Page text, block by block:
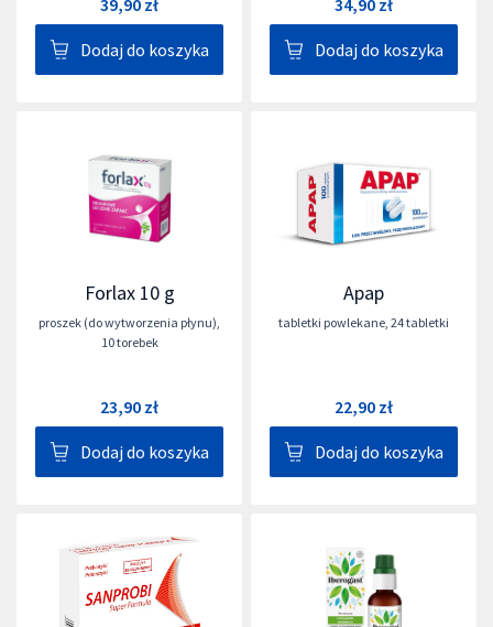
Dodaj do koszyka Dodaj do koszyka
Forlax 10 g
proszek (do wytworzenia płynu)
10 torebek
23,90 zł
Dodaj do koszyka
Apap
tabletki powlekane 24 tabletki
22,90 zł
Dodaj do koszyka